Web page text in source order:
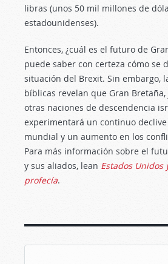
libras (unos 50 mil millones de
estadounidenses).
Entonces, ¿cuál es el futuro de
puede saber con certeza cómo se
situación del Brexit. Sin embargo,
bíblicas revelan que Gran
otras naciones de descendencia
experimentará un continuo
mundial y un aumento en los
Para más información sobre el
y sus aliados, lean Estados Unidos
profecía.